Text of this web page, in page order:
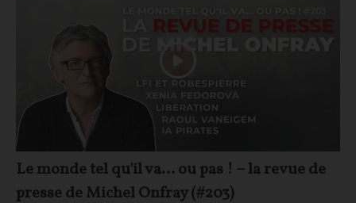
Le monde tel qu'il va… ou pas ! – la revue de
presse de Michel Onfray (#203)